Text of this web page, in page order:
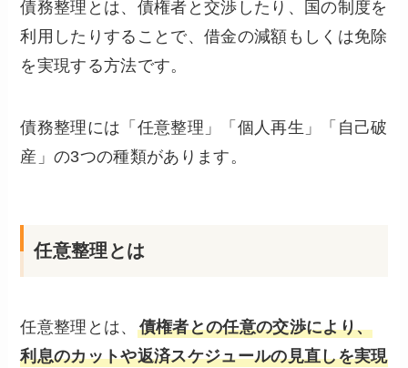
債務整理とは、債権者と交渉したり、国の制度を
利用したりすることで、借金の減額もしくは免除
を実現する方法です。
債務整理には「任意整理」「個人再生」「自己破
産」の3つの種類があります。
任意整理とは
任意整理とは、 債権者との任意の交渉により、
利息のカットや返済スケジュールの見直しを実現